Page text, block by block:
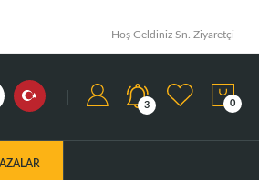
Hoş Geldiniz Sn. Ziyaretçi
3 0